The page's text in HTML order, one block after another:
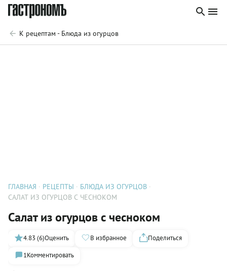
К рецептам - Блюда из огурцов
ГЛАВНАЯ РЕЦЕПТЫ
БЛЮДА ИЗ ОГУРЦОВ
САЛАТ ИЗ ОГУРЦОВ С ЧЕСНОКОМ
Салат из огурцов с чесноком
4.83 (6)Оценить В избранное
Поделиться
1Комментировать